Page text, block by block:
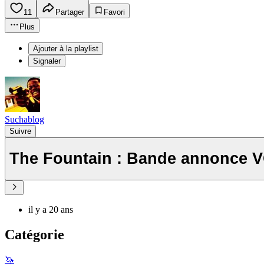
11 Partager
Favori
Plus
Ajouter à la playlist
Signaler
Suchablog
Suivre
The Fountain : Bande annonce
il y a 20 ans
Catégorie
🦄